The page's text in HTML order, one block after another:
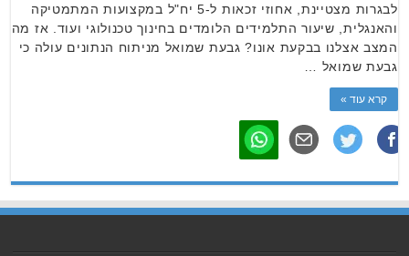
לבגרות מצטיינת, אחוזי זכאות ל-5 יח"ל במקצועות המתמטיקה
והאנגלית, שיעור התלמידים הלומדים בחינוך טכנולוגי ועוד. אז מה
המצב אצלנו בבקעת אונו? גבעת שמואל מניתוח הנתונים עולה כי
גבעת שמואל …
קרא עוד »